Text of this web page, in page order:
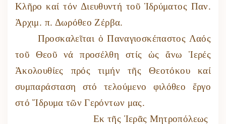
Κλῆρο καί τόν Διευθυντή τοῦ Ἱδρύματος Παν.
Ἀρχιμ. π. Δωρόθεο Ζέρβα.
Προσκαλεῖται ὁ Παναγιοσκέπαστος Λαός
τοῦ Θεοῦ νά προσέλθη στίς ὡς ἄνω Ἱερές
Ἀκολουθίες πρός τιμήν τῆς Θεοτόκου καί
συμπαράσταση στό τελούμενο φιλόθεο ἔργο
στό Ἵδρυμα τῶν Γερόντων μας.
Εκ τῆς Ἱερᾶς Μητροπόλεως